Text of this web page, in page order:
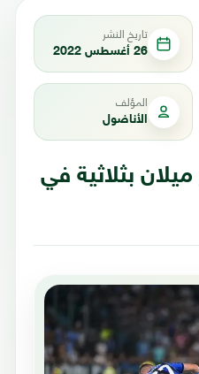
تاريخ النشر
26 أغسطس 2022
المؤلف
الأناضول
بثلاثية في